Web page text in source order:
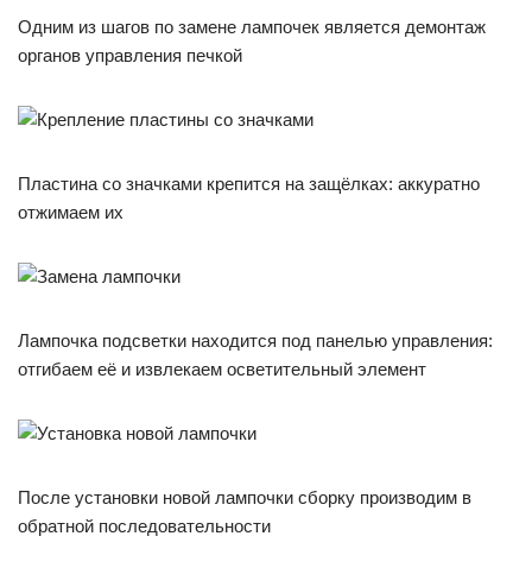
Одним из шагов по замене лампочек является демонтаж
органов управления печкой
Пластина со значками крепится на защёлках: аккуратно
отжимаем их
Лампочка подсветки находится под панелью управления:
отгибаем её и извлекаем осветительный элемент
После установки новой лампочки сборку производим в
обратной последовательности